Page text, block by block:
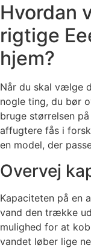
Hvordan
rigtige
hjem?
Når du skal vælge
nogle ting, du bør
bruge størrelsen
affugtere fås i
en model, der
Overvej
Kapaciteten på en
vand den trække
mulighed for at
vandet løber lige